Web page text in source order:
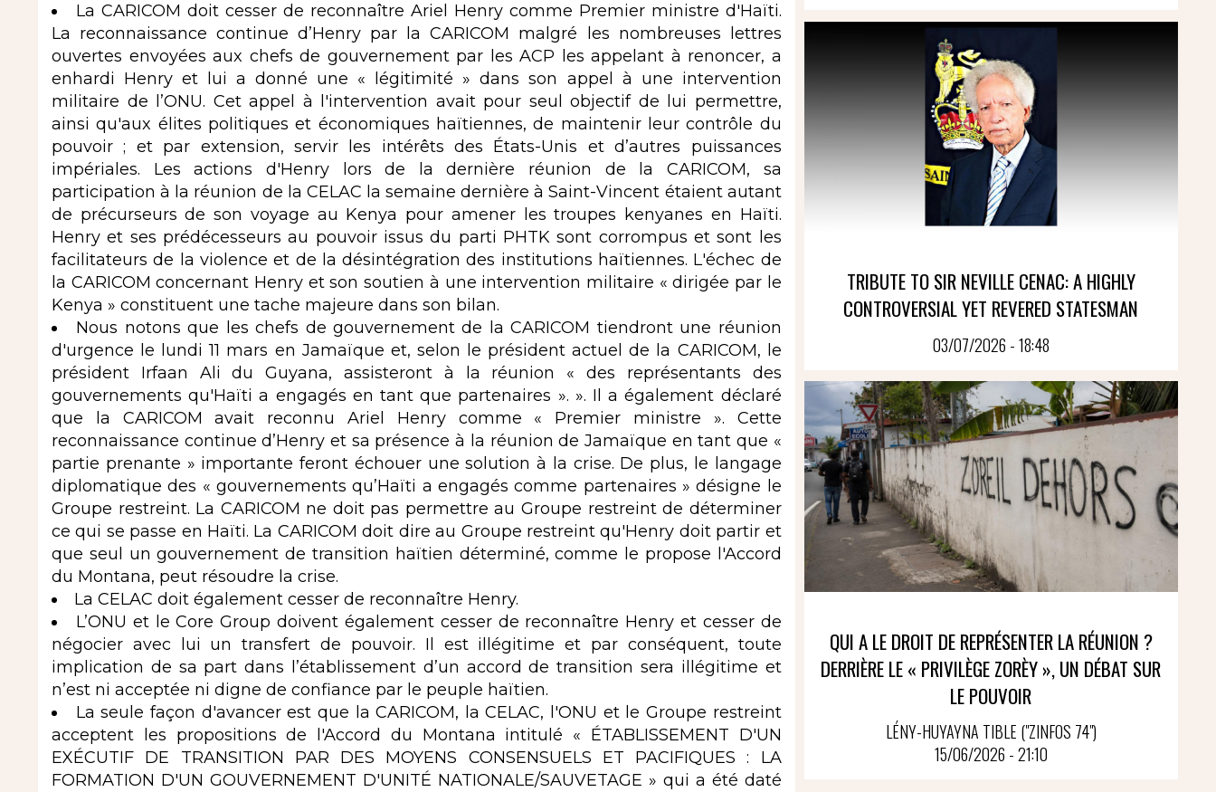
La CARICOM doit cesser de reconnaître Ariel Henry comme Premier ministre d'Haïti.
La reconnaissance continue d’Henry par la CARICOM malgré les nombreuses lettres
ouvertes envoyées aux chefs de gouvernement par les ACP les appelant à renoncer, a
enhardi Henry et lui a donné une « légitimité » dans son appel à une intervention
militaire de l’ONU. Cet appel à l'intervention avait pour seul objectif de lui permettre,
ainsi qu'aux élites politiques et économiques haïtiennes, de maintenir leur contrôle du
pouvoir ; et par extension, servir les intérêts des États-Unis et d’autres puissances
impériales. Les actions d'Henry lors de la dernière réunion de la CARICOM, sa
participation à la réunion de la CELAC la semaine dernière à Saint-Vincent étaient autant
de précurseurs de son voyage au Kenya pour amener les troupes kenyanes en Haïti.
Henry et ses prédécesseurs au pouvoir issus du parti PHTK sont corrompus et sont les
facilitateurs de la violence et de la désintégration des institutions haïtiennes. L'échec de
la CARICOM concernant Henry et son soutien à une intervention militaire « dirigée par le
Kenya » constituent une tache majeure dans son bilan.
Nous notons que les chefs de gouvernement de la CARICOM tiendront une réunion
d'urgence le lundi 11 mars en Jamaïque et, selon le président actuel de la CARICOM, le
président Irfaan Ali du Guyana, assisteront à la réunion « des représentants des
gouvernements qu'Haïti a engagés en tant que partenaires ». ». Il a également déclaré
que la CARICOM avait reconnu Ariel Henry comme « Premier ministre ». Cette
reconnaissance continue d’Henry et sa présence à la réunion de Jamaïque en tant que «
partie prenante » importante feront échouer une solution à la crise. De plus, le langage
diplomatique des « gouvernements qu’Haïti a engagés comme partenaires » désigne le
Groupe restreint. La CARICOM ne doit pas permettre au Groupe restreint de déterminer
ce qui se passe en Haïti. La CARICOM doit dire au Groupe restreint qu'Henry doit partir et
que seul un gouvernement de transition haïtien déterminé, comme le propose l'Accord
du Montana, peut résoudre la crise.
La CELAC doit également cesser de reconnaître Henry.
L’ONU et le Core Group doivent également cesser de reconnaître Henry et cesser de
négocier avec lui un transfert de pouvoir. Il est illégitime et par conséquent, toute
implication de sa part dans l’établissement d’un accord de transition sera illégitime et
n’est ni acceptée ni digne de confiance par le peuple haïtien.
La seule façon d'avancer est que la CARICOM, la CELAC, l'ONU et le Groupe restreint
acceptent les propositions de l'Accord du Montana intitulé « ÉTABLISSEMENT D'UN
EXÉCUTIF DE TRANSITION PAR DES MOYENS CONSENSUELS ET PACIFIQUES : LA
FORMATION D'UN GOUVERNEMENT D'UNITÉ NATIONALE/SAUVETAGE » qui a été daté
TRIBUTE TO SIR NEVILLE CENAC: A HIGHLY
CONTROVERSIAL YET REVERED STATESMAN
03/07/2026 - 18:48
QUI A LE DROIT DE REPRÉSENTER LA RÉUNION ?
DERRIÈRE LE « PRIVILÈGE ZORÈY », UN DÉBAT SUR
LE POUVOIR
LÉNY-HUYAYNA TIBLE ("ZINFOS 74")
15/06/2026 - 21:10